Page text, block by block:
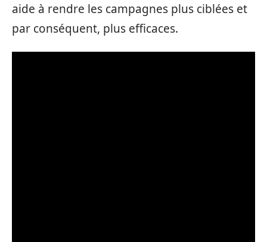
aide à rendre les campagnes plus ciblées et
par conséquent, plus efficaces.